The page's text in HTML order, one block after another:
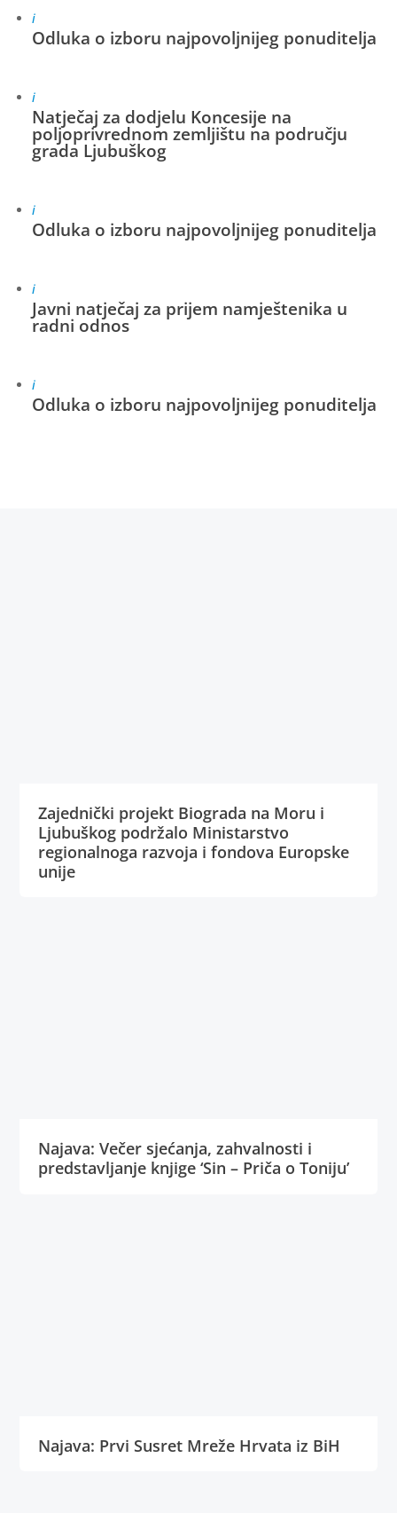
i
Odluka o izboru najpovoljnijeg ponuditelja
i
Natječaj za dodjelu Koncesije na
poljoprivrednom zemljištu na području
grada Ljubuškog
i
Odluka o izboru najpovoljnijeg ponuditelja
i
Javni natječaj za prijem namještenika u
radni odnos
i
Odluka o izboru najpovoljnijeg ponuditelja
Zajednički projekt Biograda na Moru i
Ljubuškog podržalo Ministarstvo
regionalnoga razvoja i fondova Europske
unije
Najava: Večer sjećanja, zahvalnosti i
predstavljanje knjige ‘Sin – Priča o Toniju’
Najava: Prvi Susret Mreže Hrvata iz BiH